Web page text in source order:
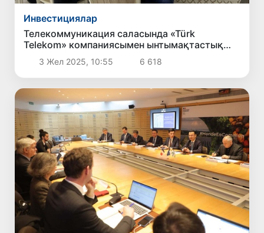
Инвестициялар
Телекоммуникация саласында «Türk
Telekom» компаниясымен ынтымақтастық
кеңейтіледі
3 Жел 2025, 10:55 6 618